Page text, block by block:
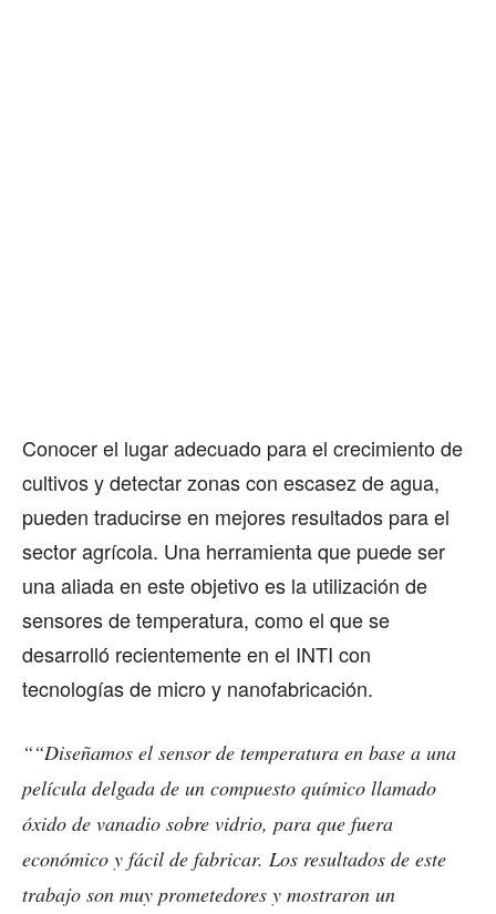
Conocer el lugar adecuado para el crecimiento de
cultivos y detectar zonas con escasez de agua,
pueden traducirse en mejores resultados para el
sector agrícola. Una herramienta que puede ser
una aliada en este objetivo es la utilización de
sensores de temperatura, como el que se
desarrolló recientemente en el INTI con
tecnologías de micro y nanofabricación.
““Diseñamos el sensor de temperatura en base a una
película delgada de un compuesto químico llamado
óxido de vanadio sobre vidrio, para que fuera
económico y fácil de fabricar. Los resultados de este
trabajo son muy prometedores y mostraron un